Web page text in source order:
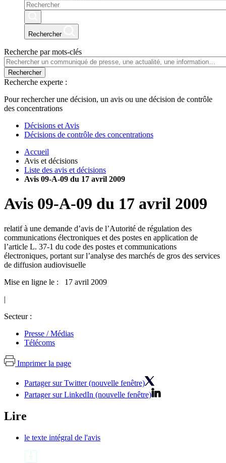
Rechercher
Recherche par mots-clés
Rechercher
Recherche experte :
Pour rechercher une décision, un avis ou une décision de contrôle
des concentrations
Décisions et Avis
Décisions de contrôle des concentrations
Accueil
Avis et décisions
Liste des avis et décisions
Avis 09-A-09 du 17 avril 2009
Avis 09-A-09 du 17 avril 2009
relatif à une demande d’avis de l’Autorité de régulation des
communications électroniques et des postes en application de
l’article L. 37-1 du code des postes et communications
électroniques, portant sur l’analyse des marchés de gros des services
de diffusion audiovisuelle
Mise en ligne le : 17 avril 2009
|
Secteur :
Presse / Médias
Télécoms
Imprimer la page
Partager sur Twitter (nouvelle fenêtre)
Partager sur LinkedIn (nouvelle fenêtre)
Lire
le texte intégral de l'avis